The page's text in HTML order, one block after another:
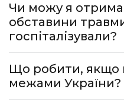
Чи можу я
обставини
госпіталізували?
Що робити, якщо
межами України?